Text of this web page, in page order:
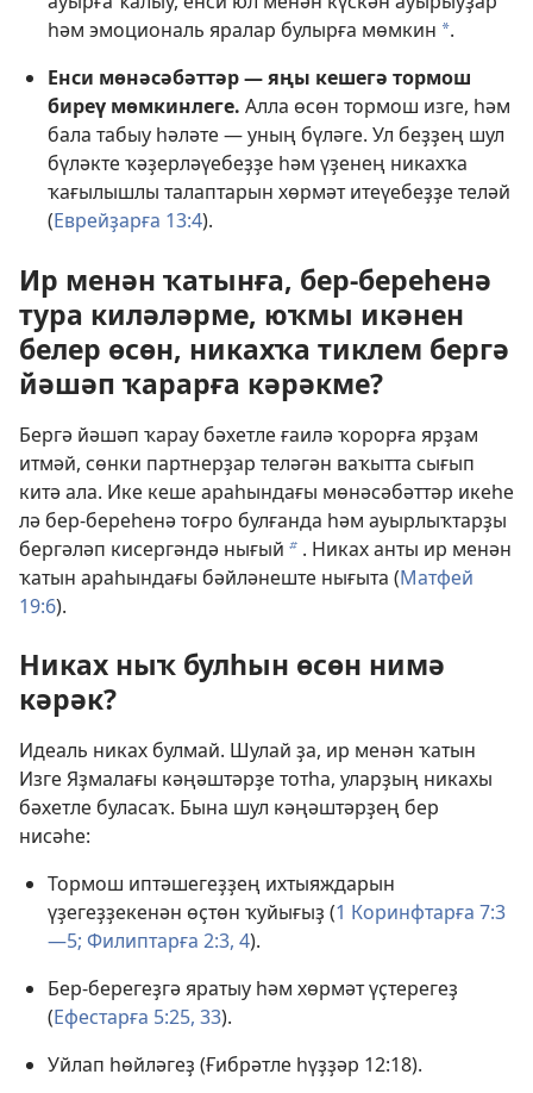
һәм эмоциональ яралар булырға мөмкин a.
Енси мөнәсәбәттәр — яңы кешегә тормош
биреү мөмкинлеге. Алла өсөн тормош изге, һәм
бала табыу һәләте — уның бүләге. Ул беҙҙең шул
бүләкте ҡәҙерләүебеҙҙе һәм үҙенең никахҡа
ҡағылышлы талаптарын хөрмәт итеүебеҙҙе теләй
(Еврейҙарға 13:4).
Ир менән ҡатынға, бер-береһенә
тура киләләрме, юҡмы икәнен
белер өсөн, никахҡа тиклем бергә
йәшәп ҡарарға кәрәкме?
Бергә йәшәп ҡарау бәхетле ғаилә ҡорорға ярҙам
итмәй, сөнки партнерҙар теләгән ваҡытта сығып
китә ала. Ике кеше араһындағы мөнәсәбәттәр икеһе
лә бер-береһенә тоғро булғанда һәм ауырлыҡтарҙы
бергәләп кисергәндә нығый b . Никах анты ир менән
ҡатын араһындағы бәйләнеште нығыта (Матфей
19:6).
Никах ныҡ булһын өсөн нимә
кәрәк?
Идеаль никах булмай. Шулай ҙа, ир менән ҡатын
Изге Яҙмалағы кәңәштәрҙе тотһа, уларҙың никахы
бәхетле буласаҡ. Бына шул кәңәштәрҙең бер
нисәһе:
Тормош иптәшегеҙҙең ихтыяждарын
үҙегеҙҙекенән өҫтөн ҡуйығыҙ (1 Коринфтарға 7:3
—5; Филиптарға 2:3, 4).
Бер-берегеҙгә яратыу һәм хөрмәт үҫтерегеҙ
(Ефестарға 5:25, 33).
Уйлап һөйләгеҙ (Ғибрәтле һүҙҙәр 12:18).